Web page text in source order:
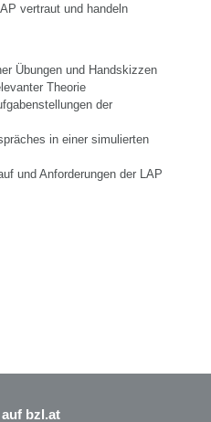
vertraut und handeln
Übungen und Handskizzen
Theorie
der
in einer simulierten
und Anforderungen der LAP
bzl.at